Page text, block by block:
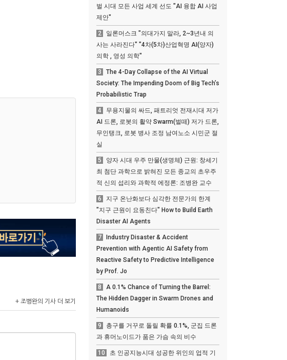
+ 조병완의 기사 더 보기
벌 시대 모든 사업 세계 선도 "AI 융합 AI 사업
제안"
2
일론머스크 "의대가지 말라, 2~3년내 의
사는 사라진다" "4차(5차)산업혁명 AI(양자)
의학 , 영성 의학"
3
The 4-Day Collapse of the AI Virtual
Society: The Impending Doom of Big Tech’s
Probabilistic Trap
4
무용지물의 싸드, 패트리엇 전재시대 저가
AI 드론, 로봇의 활약 Swarm(벌떼) 저가 드론,
무인탱크, 로봇 병사 조정 남여노소 시민군 절
실
5
양자 시대 우주 만물(생명체) 근원: 창세기
최 첨단 과학으로 밝혀진 모든 종교의 초우주
적 신의 섭리와 과학적 에정론: 조병완 교수
6
지구 온난화보다 심각한 전문가의 한계
"지구 근원이 요동친다" How to Build Earth
Disaster AI Agents
7
Industry Disaster & Accident
Prevention with Agentic AI Safety from
Reactive Safety to Predictive Intelligence
by Prof. Jo
8
A 0.1% Chance of Turning the Barrel:
The Hidden Dagger in Swarm Drones and
Humanoids
9
총구를 거꾸로 돌릴 확률 0.1%, 군집 드론
과 휴머노이드가 품은 가슴 속의 비수
10
초 인공지능시대 성공한 위인의 업적 기